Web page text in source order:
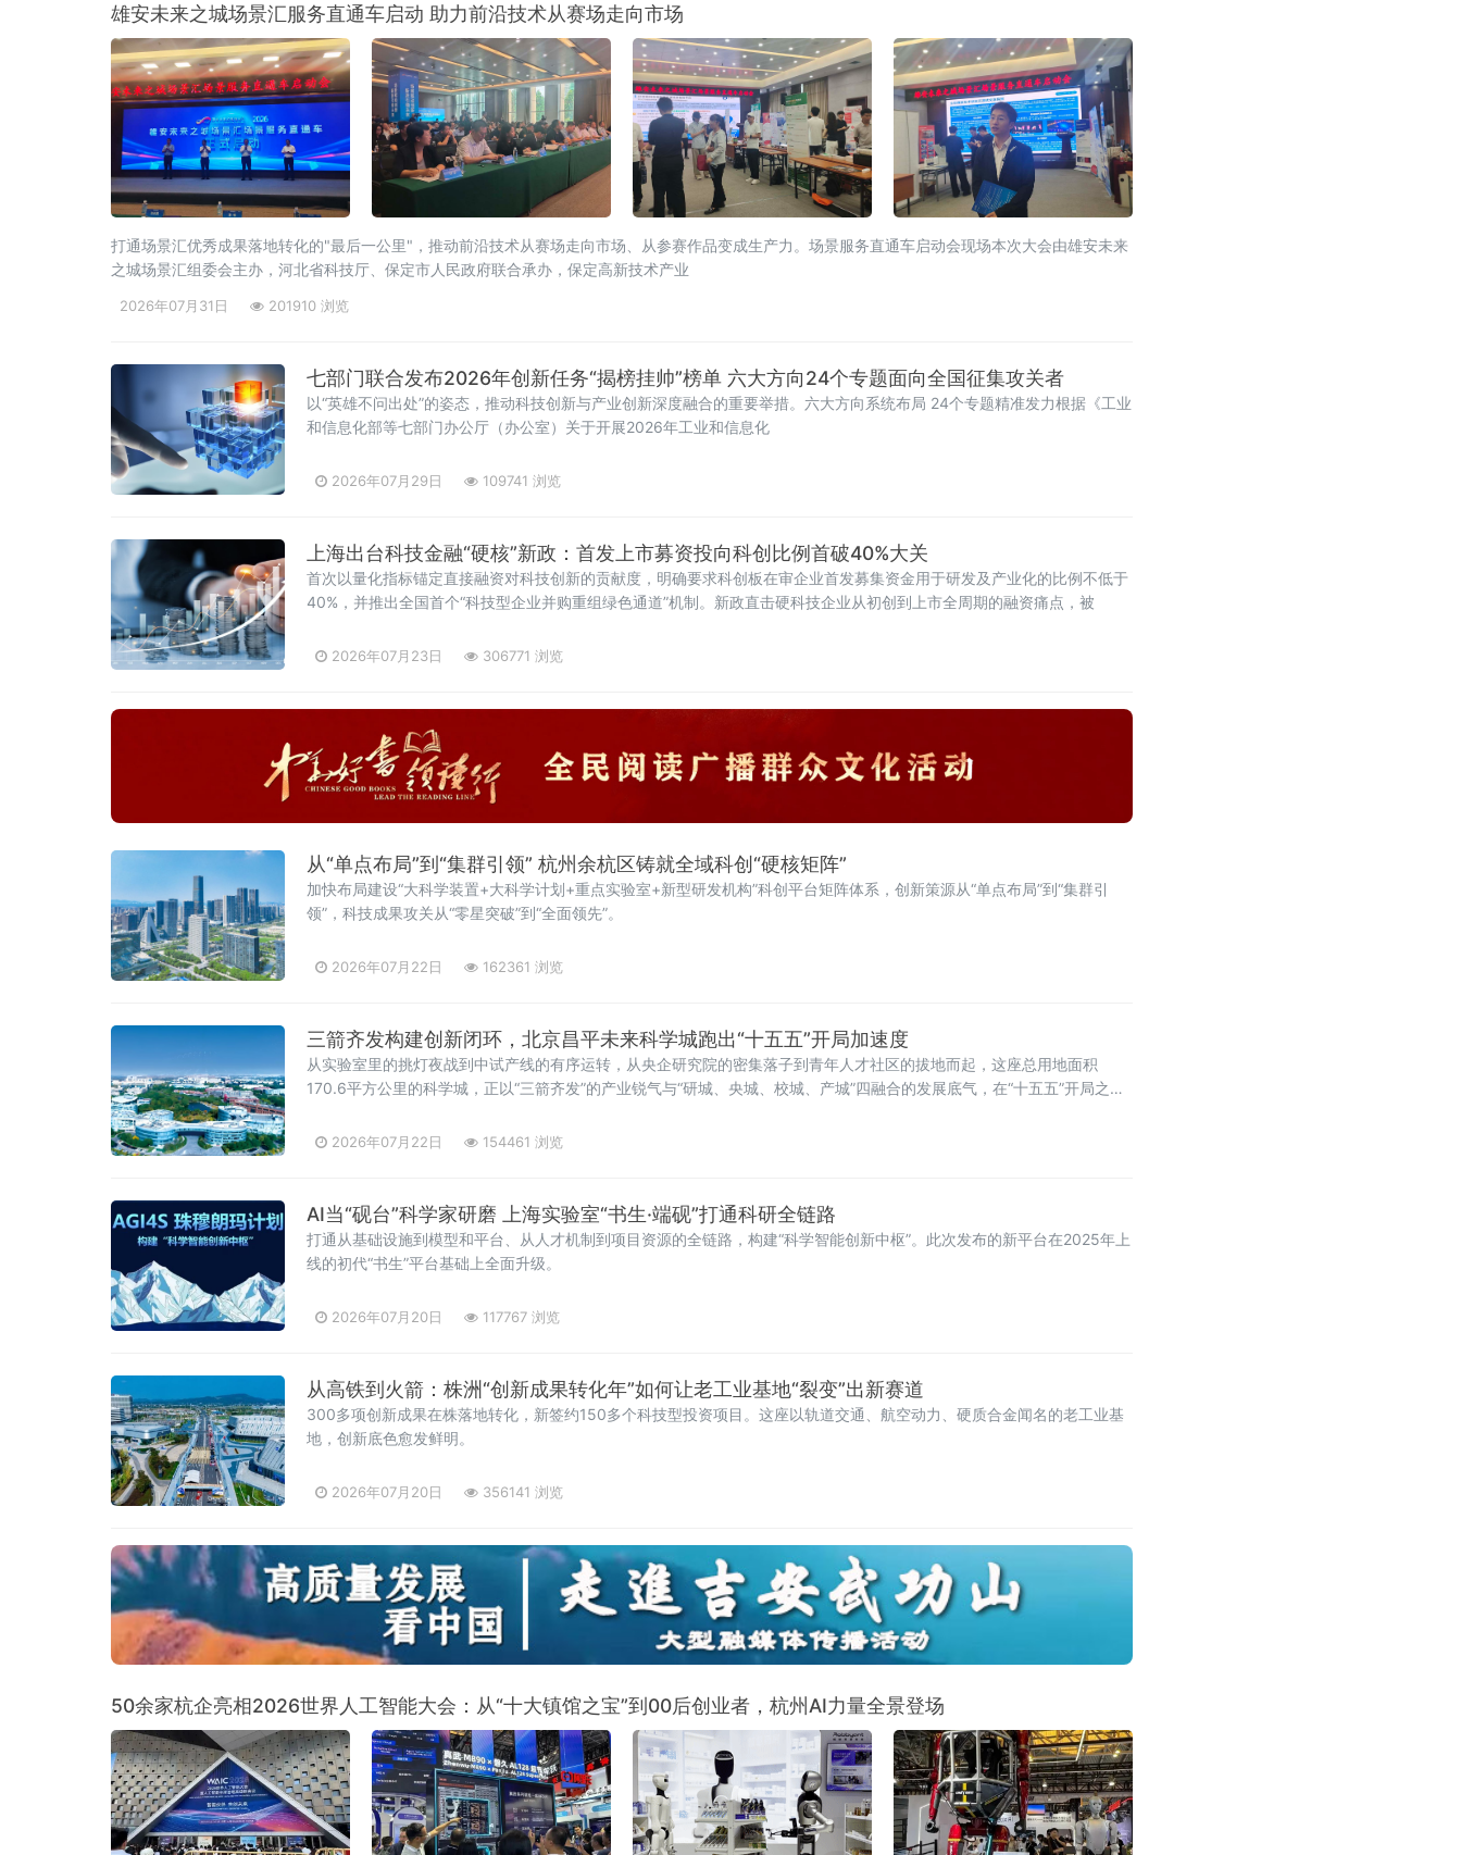
雄安未来之城场景汇服务直通车启动 助力前沿技术从赛场走向市场
打通场景汇优秀成果落地转化的"最后一公里"，推动前沿技术从赛场走向市场、从参赛作品变成生产力。场景服务直通车启动会现场本次大会由雄安未来
之城场景汇组委会主办，河北省科技厅、保定市人民政府联合承办，保定高新技术产业
2026年07月31日 201910 浏览
七部门联合发布2026年创新任务“揭榜挂帅”榜单 六大方向24个专题面向全国征集攻关者
以“英雄不问出处”的姿态，推动科技创新与产业创新深度融合的重要举措。六大方向系统布局 24个专题精准发力根据《工业
和信息化部等七部门办公厅（办公室）关于开展2026年工业和信息化
2026年07月29日 109741 浏览
上海出台科技金融“硬核”新政：首发上市募资投向科创比例首破40%大关
首次以量化指标锚定直接融资对科技创新的贡献度，明确要求科创板在审企业首发募集资金用于研发及产业化的比例不低于
40%，并推出全国首个“科技型企业并购重组绿色通道”机制。新政直击硬科技企业从初创到上市全周期的融资痛点，被
2026年07月23日 306771 浏览
从“单点布局”到“集群引领” 杭州余杭区铸就全域科创“硬核矩阵”
加快布局建设“大科学装置+大科学计划+重点实验室+新型研发机构”科创平台矩阵体系，创新策源从“单点布局”到“集群引
领”，科技成果攻关从“零星突破”到“全面领先”。
2026年07月22日 162361 浏览
三箭齐发构建创新闭环，北京昌平未来科学城跑出“十五五”开局加速度
从实验室里的挑灯夜战到中试产线的有序运转，从央企研究院的密集落子到青年人才社区的拔地而起，这座总用地面积
170.6平方公里的科学城，正以“三箭齐发”的产业锐气与“研城、央城、校城、产城”四融合的发展底气，在“十五五”开局之年
2026年07月22日 154461 浏览
AI当“砚台”科学家研磨 上海实验室“书生·端砚”打通科研全链路
打通从基础设施到模型和平台、从人才机制到项目资源的全链路，构建“科学智能创新中枢”。此次发布的新平台在2025年上
线的初代“书生”平台基础上全面升级。
2026年07月20日 117767 浏览
从高铁到火箭：株洲“创新成果转化年”如何让老工业基地“裂变”出新赛道
300多项创新成果在株落地转化，新签约150多个科技型投资项目。这座以轨道交通、航空动力、硬质合金闻名的老工业基
地，创新底色愈发鲜明。
2026年07月20日 356141 浏览
50余家杭企亮相2026世界人工智能大会：从“十大镇馆之宝”到00后创业者，杭州AI力量全景登场